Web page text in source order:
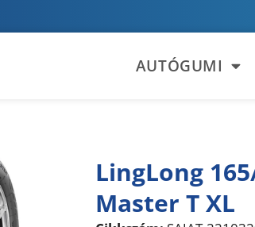
AUTÓGUMI
LingLong
Master T XL